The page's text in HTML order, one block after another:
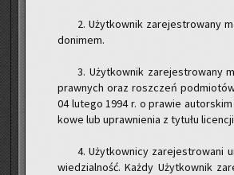
2. Użyt­kow­nik za­re­je­stro­wa­ny
do­ni­mem.
3. Użyt­kow­nik za­re­je­stro­wa­ny
praw­nych oraz rosz­czeń
04 lu­te­go 1994 r. o pra­wie
ko­we lub upraw­nie­nia z ty­tu­łu
4. Użyt­kow­ni­cy za­re­je­stro­wa­ni
wie­dzial­ność. Każdy Użyt­kow­nik